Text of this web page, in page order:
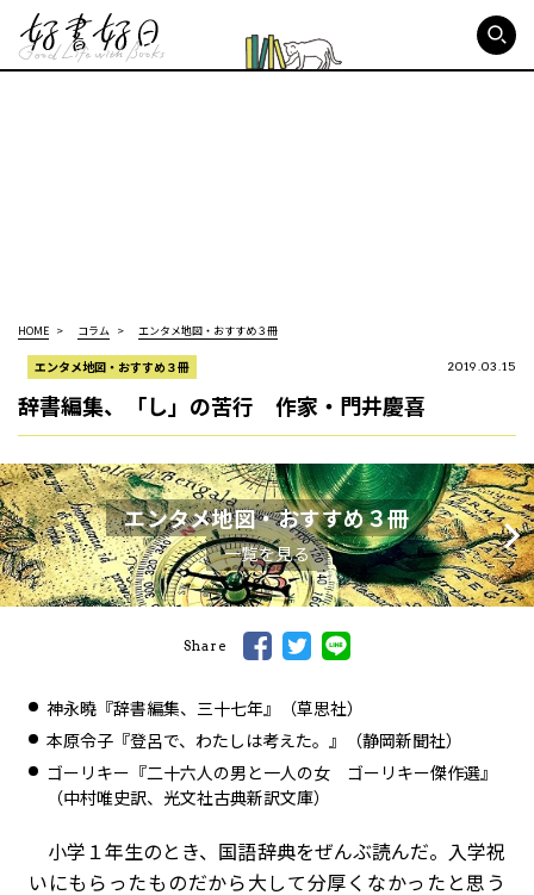
HOME コラム エンタメ地図・おすすめ３冊
エンタメ地図・おすすめ３冊 2019.03.15
辞書編集、「し」の苦行 作家・門井慶喜
エンタメ地図・おすすめ３冊
一覧を見る
Share
神永曉『辞書編集、三十七年』（草思社）
本原令子『登呂で、わたしは考えた。』（静岡新聞社）
ゴーリキー『二十六人の男と一人の女 ゴーリキー傑作選』
（中村唯史訳、光文社古典新訳文庫）
小学１年生のとき、国語辞典をぜんぶ読んだ。入学祝
いにもらったものだから大して分厚くなかったと思う